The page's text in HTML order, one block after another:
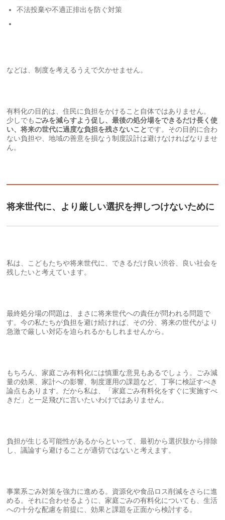
不法投棄や不適正排出を防ぐ対策
などは、制度を考えるうえで欠かせません。
有料化の目的は、住民に負担をかけること自体ではありません。
少しでもごみを減らすよう促し、最後の処分場をできるだけ長く使
い、将来の世代に過度な負担を残さないことです。その目的に合わ
ない負担や、地域の善意を損なう制度設計は避けなければなりませ
ん。
将来世代に、より厳しい選択を押しつけないために
私は、こどもたちや将来世代に、できるだけ良い渋谷、良い社会を
残したいと考えています。
最終処分場の問題は、まさに将来世代への責任が問われる問題で
す。今の私たちが負担を避け続ければ、その分、将来の世代がより
急激で厳しい対応を迫られるかもしれませんから。
もちろん、家庭ごみ有料化には慎重な意見もあるでしょう。ごみ減
量の効果、家計への影響、制度運用の課題など、丁寧に検証すべき
論点もあります。だから私は、「家庭ごみ有料化をすぐに実施すべ
きだ」と一足飛びに言いたいわけではありません。
負担が生じる可能性があるからといって、最初から選択肢から排除
し、議論すら避けることが適切ではないと考えます。
事業系ごみ対策を強力に進める。資源化や食品ロス削減をさらに進
める。それに合わせるように、家庭ごみの有料化についても、生活
への十分な配慮を前提に、効果と課題を正面から検討する。